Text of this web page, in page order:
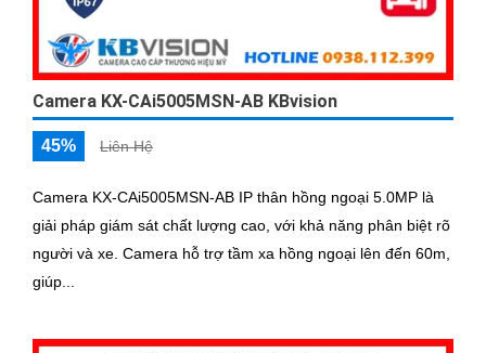
Camera KX-CAi5005MSN-AB KBvision
45% Liên Hệ
Camera KX-CAi5005MSN-AB IP thân hồng ngoại 5.0MP là
giải pháp giám sát chất lượng cao, với khả năng phân biệt rõ
người và xe. Camera hỗ trợ tầm xa hồng ngoại lên đến 60m,
giúp...